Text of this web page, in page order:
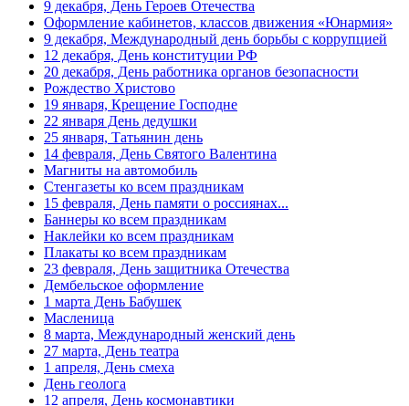
25 января, Татьянин день
14 февраля, День Святого
Валентина
15 февраля, День памяти о
россиянах...
Масленица
23 февраля, День защитника
Отечества
1 марта, День Бабушек
8 марта, Международный женский
день
27 марта, День театра
1 апреля, День смеха
Апрель, Месячник по
благоустройству
День геолога (первое воскресенье
апреля)
Светлая Пасха
9 декабря, День Героев Отечества
Оформление кабинетов, классов движения «Юнармия»
9 декабря, Международный день борьбы с коррупцией
12 декабря, День конституции РФ
20 декабря, День работника органов безопасности
Рождество Христово
19 января, Крещение Господне
22 января День дедушки
25 января, Татьянин день
14 февраля, День Святого Валентина
Магниты на автомобиль
Стенгазеты ко всем праздникам
15 февраля, День памяти о россиянах...
Баннеры ко всем праздникам
Наклейки ко всем праздникам
Плакаты ко всем праздникам
23 февраля, День защитника Отечества
Дембельское оформление
1 марта День Бабушек
Масленица
8 марта, Международный женский день
27 марта, День театра
1 апреля, День смеха
День геолога
12 апреля, День космонавтики